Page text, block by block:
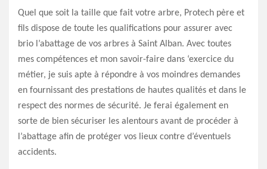
Quel que soit la taille que fait votre arbre, Protech père et
fils dispose de toute les qualifications pour assurer avec
brio l’abattage de vos arbres à Saint Alban. Avec toutes
mes compétences et mon savoir-faire dans ‘exercice du
métier, je suis apte à répondre à vos moindres demandes
en fournissant des prestations de hautes qualités et dans le
respect des normes de sécurité. Je ferai également en
sorte de bien sécuriser les alentours avant de procéder à
l’abattage afin de protéger vos lieux contre d’éventuels
accidents.